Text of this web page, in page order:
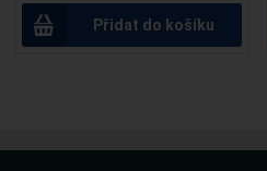
Přidat do košíku